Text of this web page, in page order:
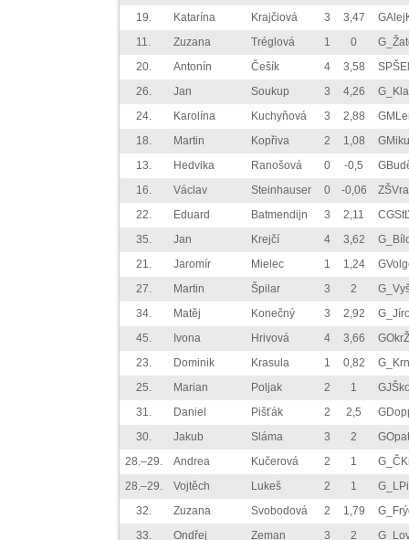
19.
Katarína Krajčiová 3 3,47
11.
Zuzana Tréglová 1 0
20.
Antonín Češík 4 3,58
26.
Jan Soukup 3 4,26
24.
Karolína Kuchyňová 3 2,88
18.
Martin Kopřiva 2 1,08
13.
Hedvika Ranošová 0 -0,5
16.
Václav Steinhauser 0 -0,06
22.
Eduard Batmendijn 3 2,11
35.
Jan Krejčí 4 3,62
21.
Jaromír Mielec 1 1,24
27.
Martin Špilar 3 2
34.
Matěj Konečný 3 2,92
45.
Ivona Hrivová 4 3,66
23.
Dominik Krasula 1 0,82
25.
Marian Poljak 2 1
31.
Daniel Pišťák 2 2,5
30.
Jakub Sláma 3 2
28.–29.
Andrea Kučerová 2 1
28.–29.
Vojtěch Lukeš 2 1
32.
Zuzana Svobodová 2 1,79
33.
Ondřej Zeman 3 2